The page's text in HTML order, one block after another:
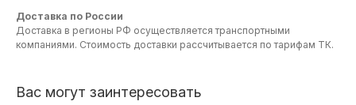
Доставка по России
Доставка в регионы РФ осуществляется транспортными
компаниями. Стоимость доставки рассчитывается по тарифам ТК.
Вас могут заинтересовать